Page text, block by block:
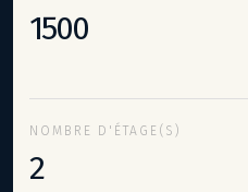
1500
NOMBRE D'ÉTAGE(S)
2